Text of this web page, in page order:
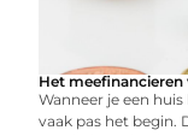
Het
Wanneer je een
vaak pas het begin.